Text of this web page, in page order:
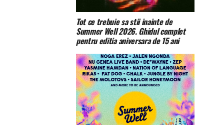
Tot ce trebuie sa stii inainte de
Summer Well 2026. Ghidul complet
pentru editia aniversara de 15 ani